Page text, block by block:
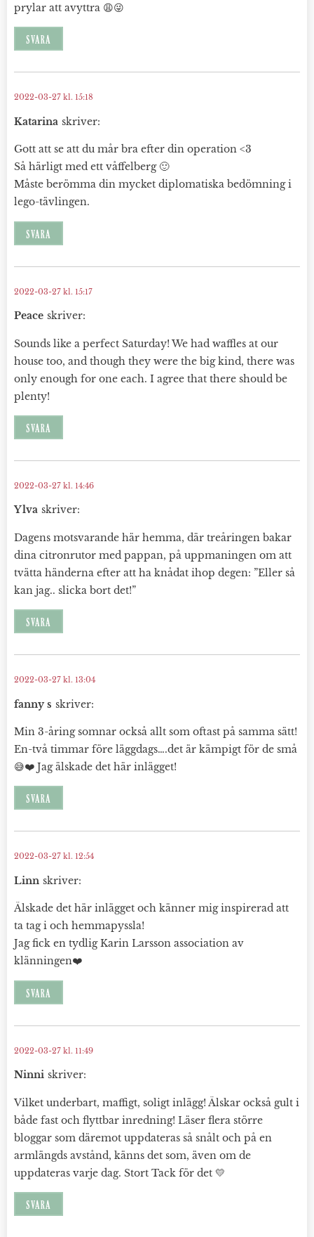
prylar att avyttra 😩😜
SVARA
Katarina skriver:
2022-03-27 kl. 15:18
Gott att se att du mår bra efter din operation <3
Så härligt med ett våffelberg 🙂
Måste berömma din mycket diplomatiska bedömning i
lego-tävlingen.
SVARA
Peace skriver:
2022-03-27 kl. 15:17
Sounds like a perfect Saturday! We had waffles at our
house too, and though they were the big kind, there was
only enough for one each. I agree that there should be
plenty!
SVARA
Ylva skriver:
2022-03-27 kl. 14:46
Dagens motsvarande här hemma, där treåringen bakar
dina citronrutor med pappan, på uppmaningen om att
tvätta händerna efter att ha knådat ihop degen: ”Eller så
kan jag.. slicka bort det!”
SVARA
fanny s skriver:
2022-03-27 kl. 13:04
Min 3-åring somnar också allt som oftast på samma sätt!
En-två timmar före läggdags….det är kämpigt för de små
😅❤️ Jag älskade det här inlägget!
SVARA
Linn skriver:
2022-03-27 kl. 12:54
Älskade det här inlägget och känner mig inspirerad att
ta tag i och hemmapyssla!
Jag fick en tydlig Karin Larsson association av
klänningen❤️
SVARA
Ninni skriver:
2022-03-27 kl. 11:49
Vilket underbart, maffigt, soligt inlägg! Älskar också gult i
både fast och flyttbar inredning! Läser flera större
bloggar som däremot uppdateras så snålt och på en
armlängds avstånd, känns det som, även om de
uppdateras varje dag. Stort Tack för det 💛
SVARA